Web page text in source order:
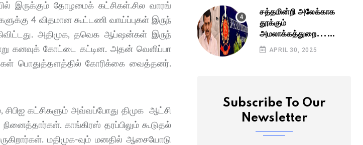
இருக்கும் தோழமைக் கட்சிகள்.சில வாரங்​
4 வித​மான கூட்​டணி வாய்ப்​பு​கள் இருந்​
அதி​முக, தவெக ஆப்​ஷன்​கள் இருந்​
கனவுக் கோட்டை கட்​டின. அதன் வெளிப்​பா​
பொதுத்​தளத்​தில் கோரிக்கை வைத்​தனர்.
கட்​சிகளும் அவ்​வப்​போது திமுக ஆட்​சி​
காங்​கிரஸ் தரப்​பிலும் கூடு​தல்
மதி​முக-​வும் மனதில் ஆசையோடு
சத்தமின்றி அலேக்காக
தூக்கும்
அமலாக்கத்துறை...
காத்திருக்கும் மெகா
சம்பவம்...ஷாக்கில்
APRIL 30, 2025
Subscribe To Our
Newsletter